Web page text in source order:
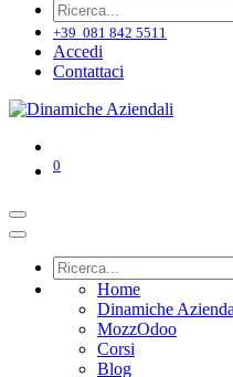
+39 081 842 5511
Accedi
Contattaci
0
Home
Dinamiche
MozzOdoo
Corsi
Blog